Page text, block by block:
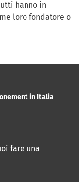
hanno in
loro fondatore o
in Italia
fare una